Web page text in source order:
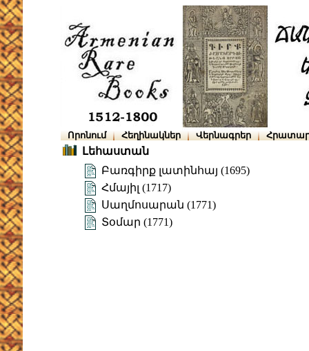
Որոնում Հեղինակներ Վերնագրեր
Լեհաստան
Բառգիրք լատինհայ (1695)
Հմայիլ (1717)
Սաղմոսարան (1771)
Տօմար (1771)